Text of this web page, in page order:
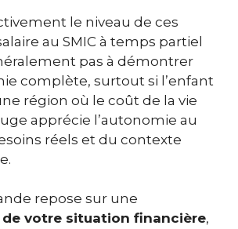
le niveau de ces
au SMIC à temps partiel
pas à démontrer
complète, surtout si l’enfant
région où le coût de la vie
apprécie l’autonomie au
réels et du contexte
repose sur une
votre situation financière,